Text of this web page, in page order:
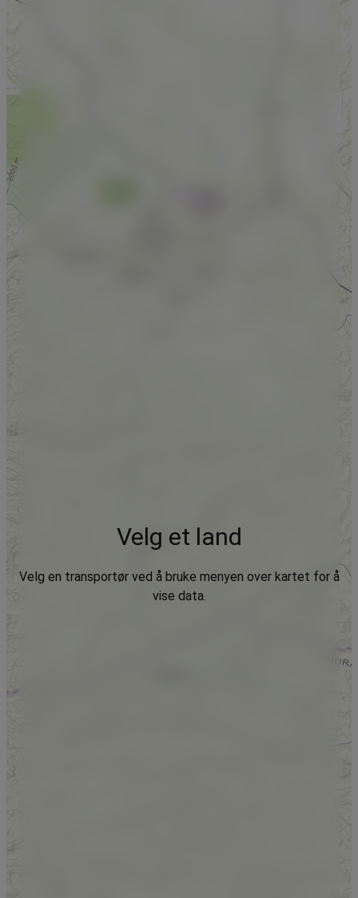
Velg et land
Velg en transportør ved å bruke menyen over kartet for å
vise data.